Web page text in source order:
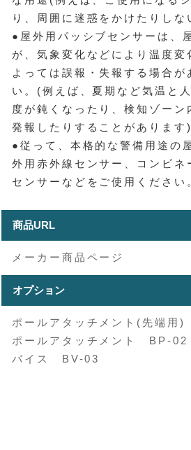
り、周囲に迷惑をかけたりしな
●屋外用パッシブセンサーは、
が、気象変化などにより温度
よっては誤報・失報する場合が
い。(例えば、夏期など気温と
度が鈍くなったり、検知ゾー
発報したりすることがあります)
●従って、本格的な警備用途の
外用赤外線センサー、コンビネ
センサーなどをご使用ください
商品URL
メーカー商品ページ
オプション
ポールアタッチメント(先端
ポールアタッチメント BP-02
バイス BV-03